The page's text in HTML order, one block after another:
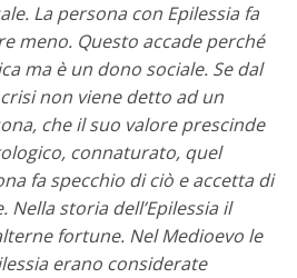
La persona con Epilessia fa
meno. Questo accade perché
ma è un dono sociale. Se dal
non viene detto ad un
che il suo valore prescinde
connaturato, quel
fa specchio di ciò e accetta di
storia dell’Epilessia il
fortune. Nel Medioevo le
erano considerate